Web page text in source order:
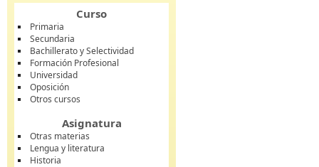
Curso
Primaria
Secundaria
Bachillerato y Selectividad
Formación Profesional
Universidad
Oposición
Otros cursos
Asignatura
Otras materias
Lengua y literatura
Historia